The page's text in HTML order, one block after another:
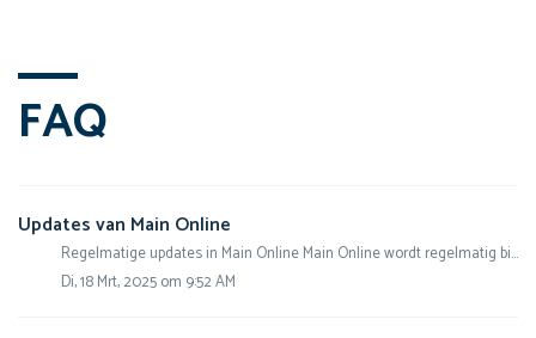
FAQ
Updates van Main Online
Regelmatige updates in Main Online Main Online wordt regelmatig bijgewerkt met nieuwe functionaliteiten, verbeteringen en bugfixes. In iedere update zorgen...
Di, 18 Mrt, 2025 om 9:52 AM